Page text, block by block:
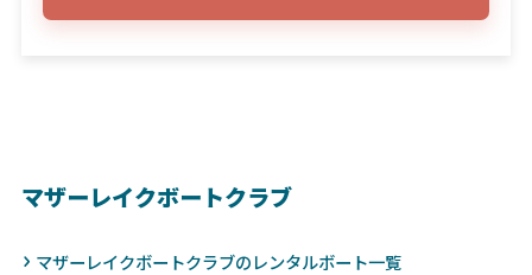
マザーレイクボートクラブ
マザーレイクボートクラブのレンタルボート一覧